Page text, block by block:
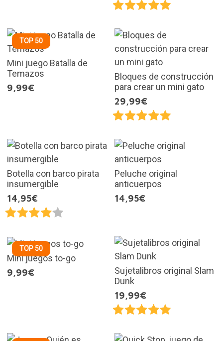
TOP 50
Mini juego Batalla de
Temazos
9,99€
Bloques de construcción
para crear un mini gato
29,99€
Botella con barco pirata
insumergible
14,95€
Peluche original
anticuerpos
14,95€
TOP 50
Mini juegos to-go
9,99€
Sujetalibros original Slam
Dunk
19,99€